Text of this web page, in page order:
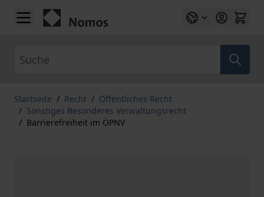
Zum Inhalt springen
Startseite / Recht / Öffentliches Recht
/ Sonstiges Besonderes Verwaltungsrecht
/ Barrierefreiheit im ÖPNV